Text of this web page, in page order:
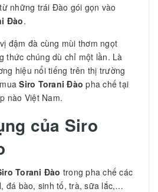
những trái Đào gói gọn vào
Đào.
đậm đà cùng mùi thơm ngọt
thức chúng dù chỉ một lần. Là
hiệu nổi tiếng trên thị trường
Siro Torani Đào pha chế tại
nào Việt Nam.
của Siro
Torani Đào trong pha chế các
đá bào, sinh tố, trà, sữa lắc,…